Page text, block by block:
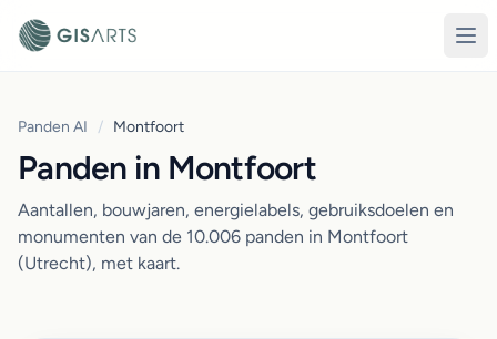
Panden AI / Montfoort
Panden in Montfoort
Aantallen, bouwjaren, energielabels, gebruiksdoelen en
monumenten van de 10.006 panden in Montfoort
(Utrecht), met kaart.